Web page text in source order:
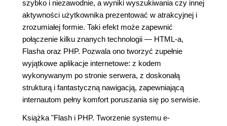
szybko i niezawodnie, a wyniki wyszukiwania czy innej
aktywności użytkownika prezentować w atrakcyjnej i
zrozumiałej formie. Taki efekt może zapewnić
połączenie kilku znanych technologii — HTML-a,
Flasha oraz PHP. Pozwala ono tworzyć zupełnie
wyjątkowe aplikacje internetowe: z kodem
wykonywanym po stronie serwera, z doskonałą
strukturą i fantastyczną nawigacją, zapewniającą
internautom pełny komfort poruszania się po serwisie.
Książka "Flash i PHP. Tworzenie systemu e-